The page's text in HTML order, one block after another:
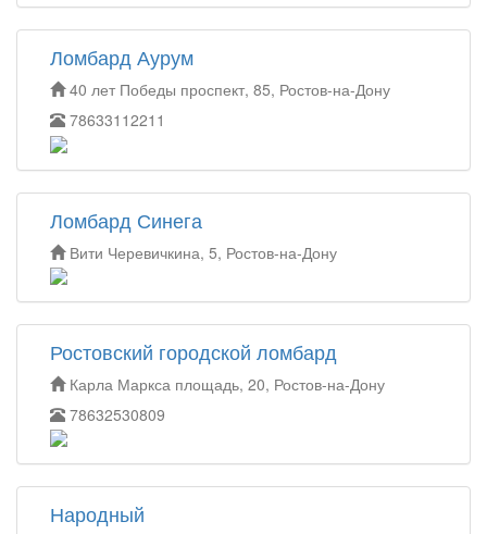
Ломбард Аурум
40 лет Победы проспект, 85, Ростов-на-Дону
78633112211
Ломбард Синега
Вити Черевичкина, 5, Ростов-на-Дону
Ростовский городской ломбард
Карла Маркса площадь, 20, Ростов-на-Дону
78632530809
Народный